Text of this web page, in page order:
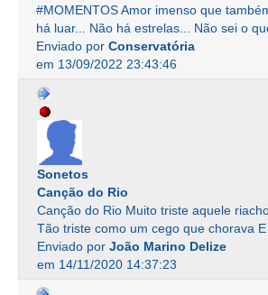
#MOMENTOS Amor imenso que
há luar... Não há estrelas... Não sei o
Enviado por Conservatória
em 13/09/2022 23:43:46
Sonetos
Canção do Rio
Canção do Rio Muito triste aquele
Tão triste como um cego que chorava E
Enviado por João Marino Delize
em 14/11/2020 14:37:23